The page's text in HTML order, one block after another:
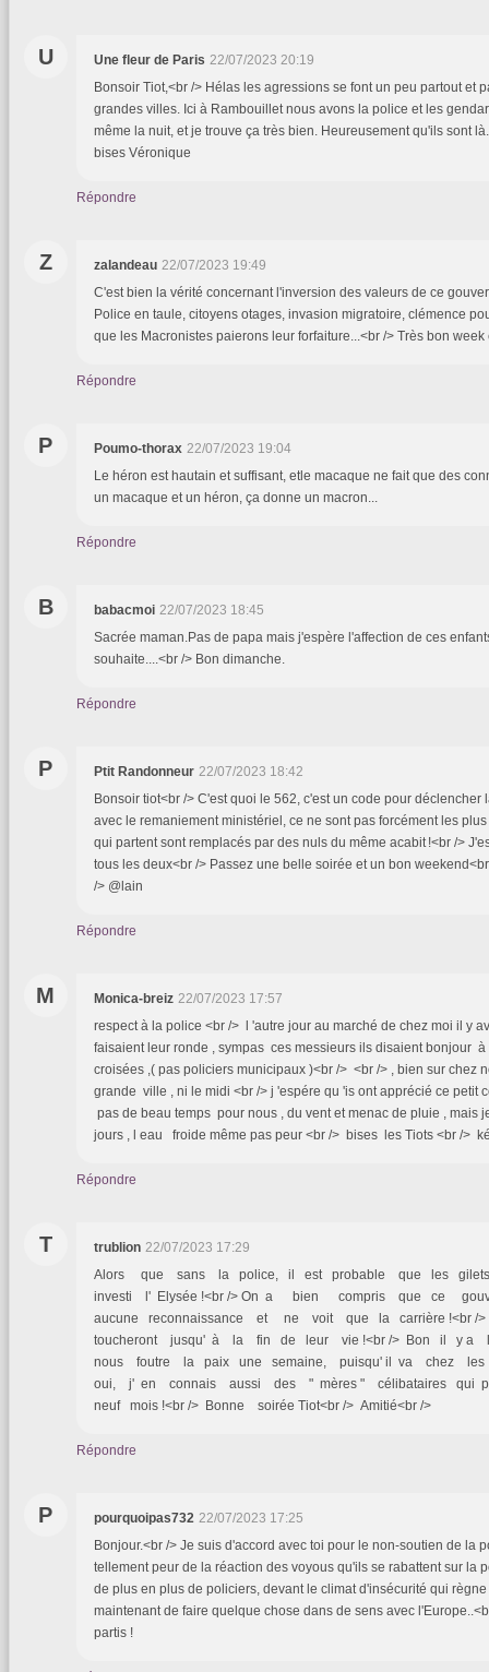
U Une fleur de Paris 22/07/2023 20:19
Bonsoir Tiot,<br /> Hélas les agressions se font un peu partout et
grandes villes. Ici à Rambouillet nous avons la police et les
même la nuit, et je trouve ça très bien. Heureusement qu'ils sont
bises Véronique
Répondre
Z zalandeau 22/07/2023 19:49
C'est bien la vérité concernant l'inversion des valeurs de ce
Police en taule, citoyens otages, invasion migratoire, clémence
que les Macronistes paierons leur forfaiture...<br /> Très bon week
Répondre
P Poumo-thorax 22/07/2023 19:04
Le héron est hautain et suffisant, etle macaque ne fait que des
un macaque et un héron, ça donne un macron...
Répondre
B babacmoi 22/07/2023 18:45
Sacrée maman.Pas de papa mais j'espère l'affection de ces
souhaite....<br /> Bon dimanche.
Répondre
P Ptit Randonneur 22/07/2023 18:42
Bonsoir tiot<br /> C'est quoi le 562, c'est un code pour déclencher
avec le remaniement ministériel, ce ne sont pas forcément les
qui partent sont remplacés par des nuls du même acabit !<br />
tous les deux<br /> Passez une belle soirée et un bon
/> @lain
Répondre
M Monica-breiz 22/07/2023 17:57
respect à la police <br /> l 'autre jour au marché de chez moi il y
faisaient leur ronde , sympas ces messieurs ils disaient bonjour
croisées ,( pas policiers municipaux )<br /> <br /> , bien sur chez
grande ville , ni le midi <br /> j 'espére qu 'is ont apprécié ce petit
pas de beau temps pour nous , du vent et menac de pluie , mais
jours , l eau froide même pas peur <br /> bises les Tiots <br />
Répondre
T trublion 22/07/2023 17:29
Alors que sans la police, il est probable que les
investi l' Elysée !<br /> On a bien compris que ce
aucune reconnaissance et ne voit que la carrière !<br /
toucheront jusqu' à la fin de leur vie !<br /> Bon il y
nous foutre la paix une semaine, puisqu' il va chez les
oui, j' en connais aussi des " mères " célibataires
neuf mois !<br /> Bonne soirée Tiot<br /> Amitié<br />
Répondre
P pourquoipas732 22/07/2023 17:25
Bonjour.<br /> Je suis d'accord avec toi pour le non-soutien de la
tellement peur de la réaction des voyous qu'ils se rabattent sur la
de plus en plus de policiers, devant le climat d'insécurité qui
maintenant de faire quelque chose dans de sens avec
partis !